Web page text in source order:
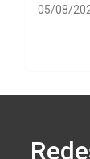
05/08/